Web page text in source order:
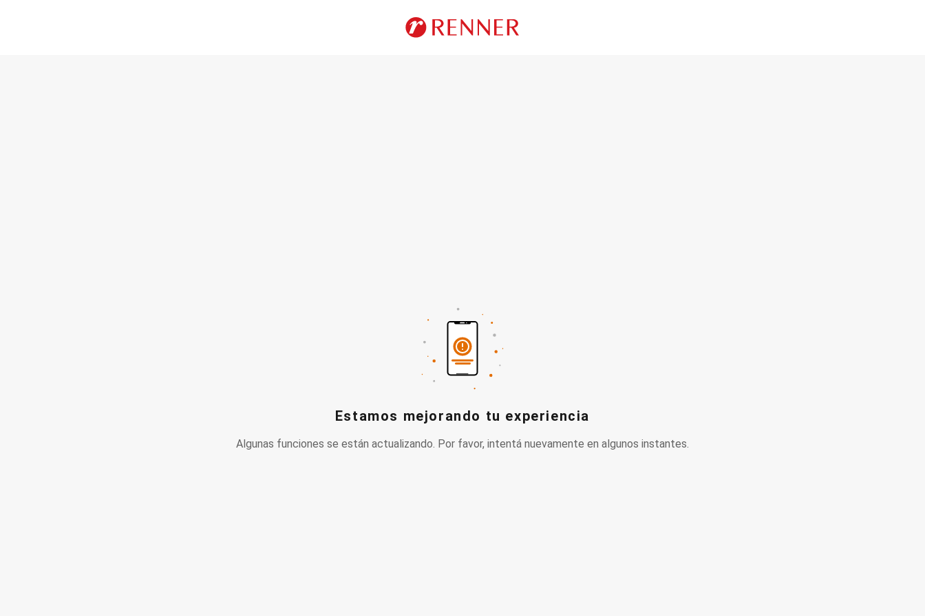
Estamos mejorando tu experiencia
Algunas funciones se están actualizando. Por favor, intentá nuevamente en algunos instantes.